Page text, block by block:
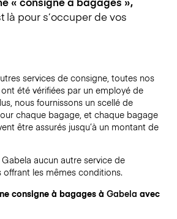
là pour s’occuper de vos
services de consigne,toutes nos
ont été vérifiées par un employé de
nous fournissons un scellé de
chaque bagage, et chaque bagage
être assurés jusqu’à un montant de
Gabela aucun autre service de
les mêmes conditions.
consigne à bagages à Gabela avec